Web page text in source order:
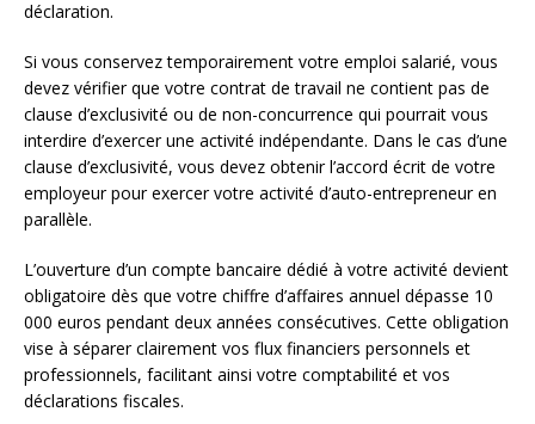
déclaration.
Si vous conservez temporairement votre emploi salarié, vous
devez vérifier que votre contrat de travail ne contient pas de
clause d’exclusivité ou de non-concurrence qui pourrait vous
interdire d’exercer une activité indépendante. Dans le cas d’une
clause d’exclusivité, vous devez obtenir l’accord écrit de votre
employeur pour exercer votre activité d’auto-entrepreneur en
parallèle.
L’ouverture d’un compte bancaire dédié à votre activité devient
obligatoire dès que votre chiffre d’affaires annuel dépasse 10
000 euros pendant deux années consécutives. Cette obligation
vise à séparer clairement vos flux financiers personnels et
professionnels, facilitant ainsi votre comptabilité et vos
déclarations fiscales.